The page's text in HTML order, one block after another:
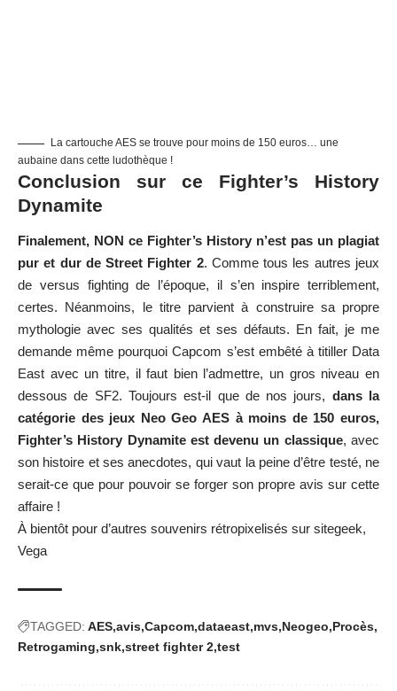
La cartouche AES se trouve pour moins de 150 euros… une
aubaine dans cette ludothèque !
Conclusion sur ce Fighter’s History
Dynamite
Finalement, NON ce Fighter’s History n’est pas un plagiat
pur et dur de Street Fighter 2. Comme tous les autres jeux
de versus fighting de l’époque, il s’en inspire terriblement,
certes. Néanmoins, le titre parvient à construire sa propre
mythologie avec ses qualités et ses défauts. En fait, je me
demande même pourquoi Capcom s’est embêté à titiller Data
East avec un titre, il faut bien l’admettre, un gros niveau en
dessous de SF2. Toujours est-il que de nos jours, dans la
catégorie des jeux Neo Geo AES à moins de 150 euros,
Fighter’s History Dynamite est devenu un classique, avec
son histoire et ses anecdotes, qui vaut la peine d’être testé, ne
serait-ce que pour pouvoir se forger son propre avis sur cette
affaire !
À bientôt pour d’autres souvenirs rétropixelisés sur sitegeek,
Vega
TAGGED: AES avis Capcom dataeast mvs Neogeo Procès
Retrogaming snk street fighter 2 test